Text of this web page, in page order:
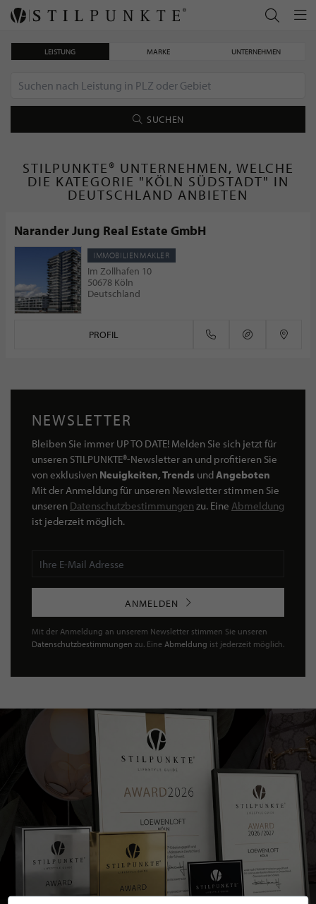
LEISTUNG MARKE UNTERNEHMEN
SUCHEN
STILPUNKTE® UNTERNEHMEN, WELCHE
DIE KATEGORIE "KÖLN SÜDSTADT" IN
DEUTSCHLAND ANBIETEN
Narander Jung Real Estate GmbH
IMMOBILIENMAKLER
Im Zollhafen 10
50678 Köln
Deutschland
PROFIL
NEWSLETTER
Bleiben Sie immer UP TO DATE! Melden Sie sich jetzt für
unseren STILPUNKTE®-Newsletter an und profitieren Sie
von exklusiven Neuigkeiten, Trends undAngeboten
Mit der Anmeldung für unseren Newsletter stimmen Sie
unseren Datenschutzbestimmungen zu. Eine Abmeldung
ist jederzeit möglich.
ANMELDEN
Mit der Anmeldung an unserem Newsletter stimmen Sie unseren
Datenschutzbestimmungen zu. Eine Abmeldung ist jederzeit möglich.